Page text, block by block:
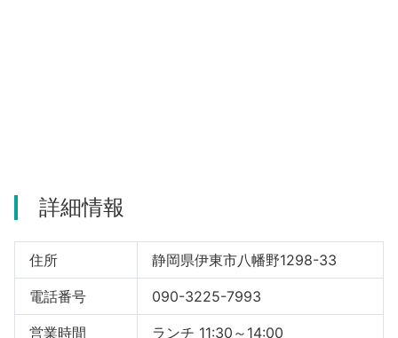
詳細情報
住所 静岡県伊東市八幡野1298-33
電話番号 090-3225-7993
営業時間
ランチ 11:30～14:00